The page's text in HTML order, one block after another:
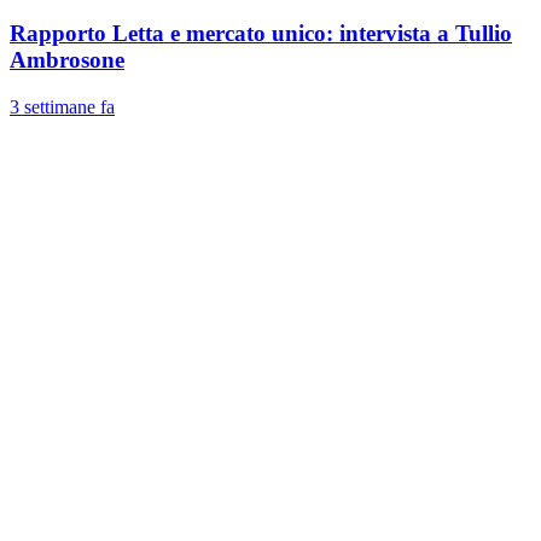
Rapporto Letta e mercato unico: intervista a Tullio
Ambrosone
3 settimane fa